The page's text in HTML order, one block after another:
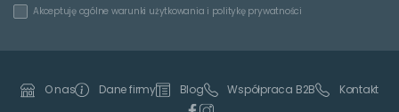
Akceptuję ogólne warunki użytkowania i politykę prywatności
O nas Dane firmy Blog Współpraca B2B Kontakt